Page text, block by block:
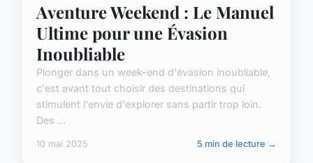
Aventure Weekend : Le Manuel
Ultime pour une Évasion
Inoubliable
Plonger dans un week-end d'évasion inoubliable,
c'est avant tout choisir des destinations qui
stimulent l'envie d'explorer sans partir trop loin.
Des ...
10 mai 2025 5 min de lecture →